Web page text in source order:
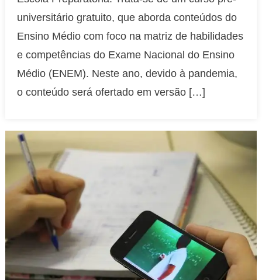
gratuito
para
o
Enem
universitário gratuito, que aborda conteúdos do
Ensino Médio com foco na matriz de habilidades
e competências do Exame Nacional do Ensino
Médio (ENEM). Neste ano, devido à pandemia,
o conteúdo será ofertado em versão […]